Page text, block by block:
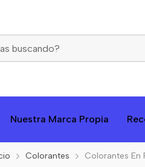
Nuestra Marca Propia
Colorantes Colorantes En